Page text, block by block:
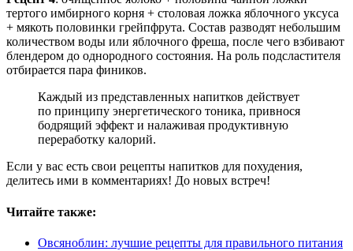
тертого имбирного корня + столовая ложка яблочного уксуса
+ мякоть половинки грейпфрута. Состав разводят небольшим
количеством воды или яблочного фреша, после чего взбивают
блендером до однородного состояния. На роль подсластителя
отбирается пара фиников.
Каждый из представленных напитков действует
по принципу энергетического тоника, привнося
бодрящий эффект и налаживая продуктивную
переработку калорий.
Если у вас есть свои рецепты напитков для похудения,
делитесь ими в комментариях! До новых встреч!
Читайте также:
Овсяноблин: лучшие рецепты для правильного питания